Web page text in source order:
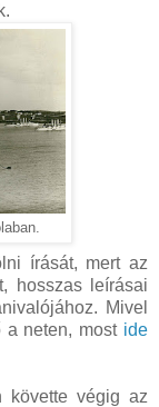
írását, mert az
hosszas leírásai
Mivel
a neten, most ide
követte végig az